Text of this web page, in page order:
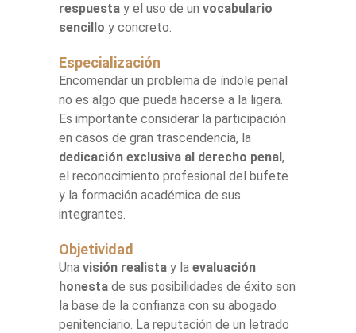
respuesta y el uso de un vocabulario
sencillo y concreto.
Especialización
Encomendar un problema de índole penal
no es algo que pueda hacerse a la ligera.
Es importante considerar la participación
en casos de gran trascendencia, la
dedicación exclusiva al derecho penal,
el reconocimiento profesional del bufete
y la formación académica de sus
integrantes.
Objetividad
Una visión realista y la evaluación
honesta de sus posibilidades de éxito son
la base de la confianza con su abogado
penitenciario. La reputación de un letrado